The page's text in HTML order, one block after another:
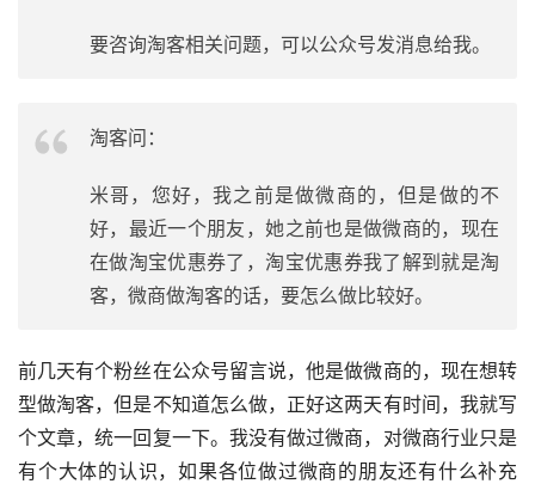
要咨询淘客相关问题，可以公众号发消息给我。
淘客问：
米哥，您好，我之前是做微商的，但是做的不
好，最近一个朋友，她之前也是做微商的，现在
在做淘宝优惠券了，淘宝优惠券我了解到就是淘
客，微商做淘客的话，要怎么做比较好。
前几天有个粉丝在公众号留言说，他是做微商的，现在想转
型做淘客，但是不知道怎么做，正好这两天有时间，我就写
个文章，统一回复一下。我没有做过微商，对微商行业只是
有个大体的认识，如果各位做过微商的朋友还有什么补充